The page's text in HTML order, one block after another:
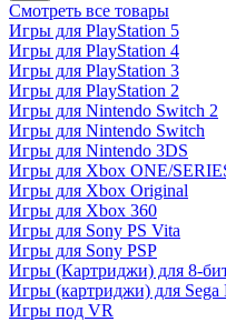
Смотреть все товары
Игры для PlayStation 5
Игры для PlayStation 4
Игры для PlayStation 3
Игры для PlayStation 2
Игры для Nintendo Switch 2
Игры для Nintendo Switch
Игры для Nintendo 3DS
Игры для Xbox ONE/
Игры для Xbox Original
Игры для Xbox 360
Игры для Sony PS Vita
Игры для Sony PSP
Игры (Картриджи) для 8-
Игры (картриджи) для Sega
Игры под VR